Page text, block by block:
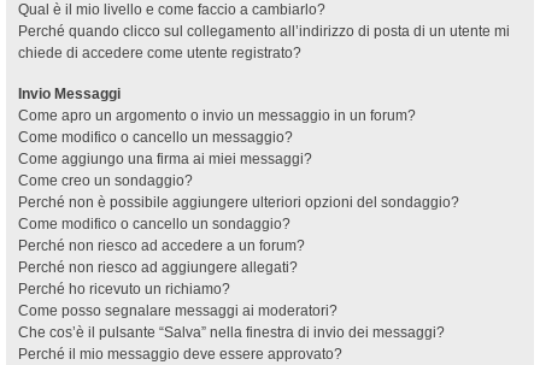
Qual è il mio livello e come faccio a cambiarlo?
Perché quando clicco sul collegamento all’indirizzo di posta di un utente mi
chiede di accedere come utente registrato?
Invio Messaggi
Come apro un argomento o invio un messaggio in un forum?
Come modifico o cancello un messaggio?
Come aggiungo una firma ai miei messaggi?
Come creo un sondaggio?
Perché non è possibile aggiungere ulteriori opzioni del sondaggio?
Come modifico o cancello un sondaggio?
Perché non riesco ad accedere a un forum?
Perché non riesco ad aggiungere allegati?
Perché ho ricevuto un richiamo?
Come posso segnalare messaggi ai moderatori?
Che cos’è il pulsante “Salva” nella finestra di invio dei messaggi?
Perché il mio messaggio deve essere approvato?